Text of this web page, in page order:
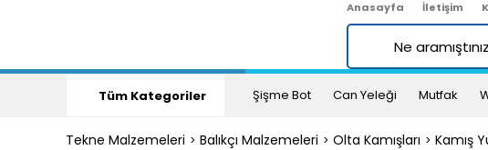
Anasayfa İletişim
Tüm Kategoriler Şişme Bot Can Yeleği Mutfak
Tekne Malzemeleri Balıkçı Malzemeleri Olta Kamışları Kamış